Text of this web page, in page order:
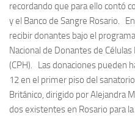
recordando que para ello contó
y el Banco de Sangre Rosario.
recibir donantes bajo el
Nacional de Donantes de
(CPH). Las donaciones pueden
12 en el primer piso del
Británico, dirigido por Alejandra
dos existentes en Rosario para